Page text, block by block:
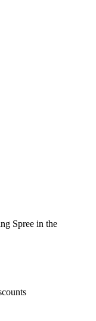
Spree in the